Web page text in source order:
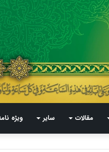
مقالات سایر ویژه